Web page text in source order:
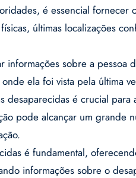
é essencial fornecer
últimas localizações
informações sobre a pessoa
ela foi vista pela última
desaparecidas é crucial para
pode alcançar um grande
é fundamental,
informações sobre o